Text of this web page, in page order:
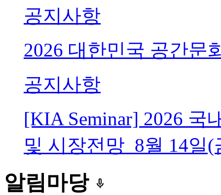
공지사항
2026 대한민국 공간문
공지사항
[KIA Seminar] 2026 국
및 시장전망_8월 14일(
알림마당 keyboard_voice